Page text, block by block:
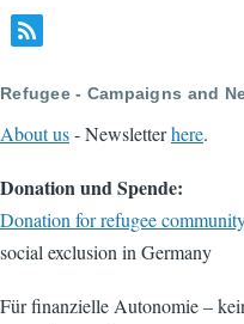
Refugee - Campaigns and
About us- Newsletterhere.
Donation und Spende:
Donation for refugee
social exclusion in Germany
Für finanzielle Autonomie –